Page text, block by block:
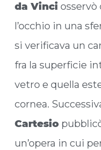
da Vinci
l’occhio in una
si verificava un
fra la superficie
vetro e quella
cornea.
Cartesio
un’opera in cui